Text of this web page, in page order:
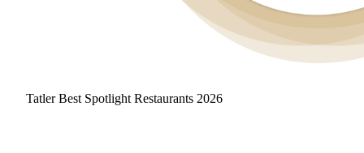
Tatler Best Spotlight Restaurants 2026